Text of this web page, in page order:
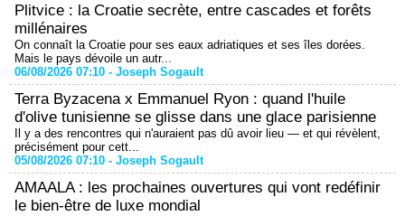
Plitvice : la Croatie secrète, entre cascades et forêts
millénaires
On connaît la Croatie pour ses eaux adriatiques et ses îles dorées.
Mais le pays dévoile un autr...
06/08/2026 07:10 - Joseph Sogault
Terra Byzacena x Emmanuel Ryon : quand l'huile
d'olive tunisienne se glisse dans une glace parisienne
Il y a des rencontres qui n'auraient pas dû avoir lieu — et qui révèlent,
précisément pour cett...
05/08/2026 07:10 - Joseph Sogault
AMAALA : les prochaines ouvertures qui vont redéfinir
le bien-être de luxe mondial